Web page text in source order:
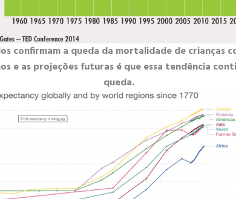
confirmam a queda da mortalidade de crianças
e as projeções futuras é que essa tendência
queda.